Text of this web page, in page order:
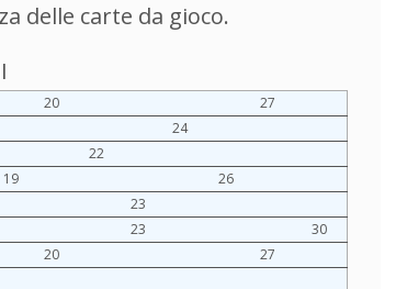
delle carte da gioco.
20
27
24
22
19
26
23
23
30
20
27